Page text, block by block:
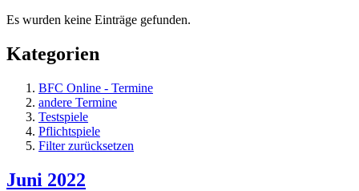
Es wurden keine Einträge gefunden.
Kategorien
BFC Online - Termine
andere Termine
Testspiele
Pflichtspiele
Filter zurücksetzen
Juni 2022